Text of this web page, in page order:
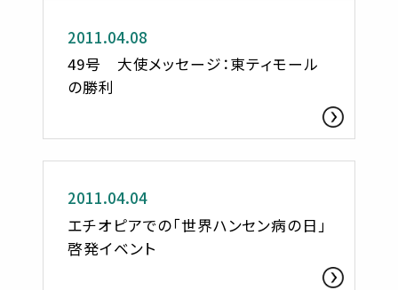
2011.04.08
49号 大使メッセージ：東ティモール
の勝利
お知らせ
2011.04.04
エチオピアでの「世界ハンセン病の日」
啓発イベント